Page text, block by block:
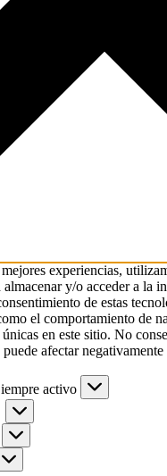
experiencias,
almacenar y/o acceder a la
de estas
el comportamiento de
en este sitio. No
afectar negativamente
activo
Preferencias
Estadísticas